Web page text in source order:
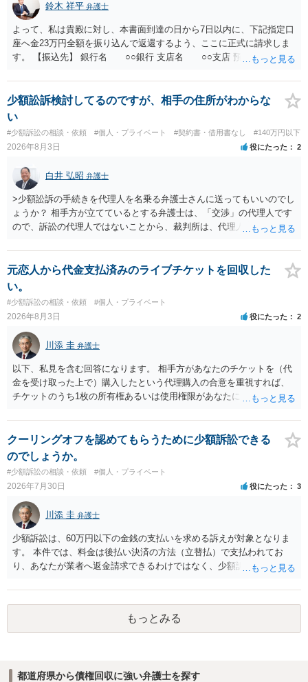
鈴木 祥平 弁護士
よって、私は貴殿に対し、本書面到達の日から7日以内に、下記指定口
座へ金23万円全額を振り込んで返還するよう、ここに正式に請求しま
す。 【振込先】 銀行名 ○○銀行 支店名 ○○支店 預金種別 普通
されない場合には、貴殿には任意に返金する意思がないものと判断
し、やむを得ず、返還金23万円及びこれに対する遅延損害金の支払い
を求める民事訴訟、支払督促その他必要な法的手続を直ちに講じま
いても併せて請求する予定ですので、あらかじめ申し添えます。 本件
は、貴殿自らが契約を解約したことによって生じた返還義務の履行を
求めるものにすぎません。貴殿の仕入先との取引関係や返金時期など
の内部事情は、私に対する返還義務の発生や履行時期には何ら影響を
及ぼすものではありません。 これ以上、本件の解決を不必要に遅延さ
せることなく、誠意をもって速やかに返金手続を履行されるよう、強
く求めます。 以上
少額訟訴検討してるのですが、相手の住所がわからな
い
#少額訴訟の相談・依頼 #個人・プライベート #契約書・借用書なし #140万円以下
2026年8月3日 役にたった 2
白井 弘昭 弁護士
>少額訟訴の手続きを代理人を名乗る弁護士さんに送ってもいいのでし
ょうか？ 相手方が立てているとする弁護士は、「交渉」の代理人です
ので、訴訟の代理人ではないことから、裁判所は、代理人宛ての訴状
ている場合は、相手方（被告）の住所で訴状を作成提出し、裁判所に
代理人が就いていたことを知らせると（訴状の記載内容から明らかな
場合も）、裁判所が当該代理人弁護士に事前連絡し、引き続き訴訟も
受任するかを聞いたうえで、受任の意志が明らかになったところで、
直接被告に送達するのではなく、代理人に訴状の受領を促すこともあ
ります。 ラインのやり取りでしか証拠がないと、実際の本人性が明ら
かではありません。もちろん弁護士（２０万円の請求で代理人弁護士
に委任するかも疑わしいのですが）も住所は明らかにしないでしょ
う。 何か本人を示す事実（振込先などの情報）から、相手の住所等の
情報を割り出していくしかないように思えます。 以上、ご参考まで。
元恋人から代金支払済みのライブチケットを回収した
い。
#少額訴訟の相談・依頼 #個人・プライベート
2026年8月3日 役にたった 2
川添 圭 弁護士
以下、私見を含む回答になります。 相手方があなたのチケットを（代
金を受け取った上で）購入したという代理購入の合意を重視すれば、
チケットのうち1枚の所有権あるいは使用権限があなたにあり、チケッ
す。 一方、このチケット購入には「相手方と一緒に行く」という合意
も付随していたことを無視することができません。こちらを重視すれ
ば、交際を終了させたことにより「一緒に行く」という結果の実現に
重大な障害が発生しており、当然にチケットを引き渡すべきといえる
かは微妙であり、むしろ返金すべきとするのが当事者の合理的意思に
合致するのではないか、という判断に傾くことになると思います。 例
えば、当該チケットが座席指定である場合、交際を解消した2人が当日
隣り合わせになることは避けたいという心理が働くことも無理からぬ
ところです。一方、チケットがエリア指定のアリーナ席であれば隣り
合わせにならずに済むかもしれませんし、そのチケットが入手困難で
あったり特別席であったりすれば、判断は変わってくるかもしれませ
ん。当該チケットがチケット転売防止法に規定する特定興行入場券に
該当し、券面上使用者が指定されている場合には、チケット引渡し以
外に選択肢がない場合もあるでしょう。 このように、本件の紛争は、
法的には「当事者の合理的意思」がどこにあるのかを追求した解決が
必要になると思われます。なかなか難しい問題なので、弁護士によっ
クーリングオフを認めてもらうために少額訴訟できる
のでしょうか。
#少額訴訟の相談・依頼 #個人・プライベート
2026年7月30日 役にたった 3
川添 圭 弁護士
少額訴訟は、60万円以下の金銭の支払いを求める訴えが対象となりま
す。 本件では、料金は後払い決済の方法（立替払）で支払われてお
り、あなたが業者へ返金請求できるわけではなく、少額訴訟は使えな
在確認請求訴訟を提起することも考えられますが、まずは後払い決済
業者へ（原契約のクーリング・オフの証拠の写しとともに）支払拒絶
の通知書を送り、もし訴訟や支払督促を行ってきた場合には全面的に
争う、というやり方がベターではないかと思います。弁護士会の相談
もっとみる
都道府県から債権回収に強い弁護士を探す